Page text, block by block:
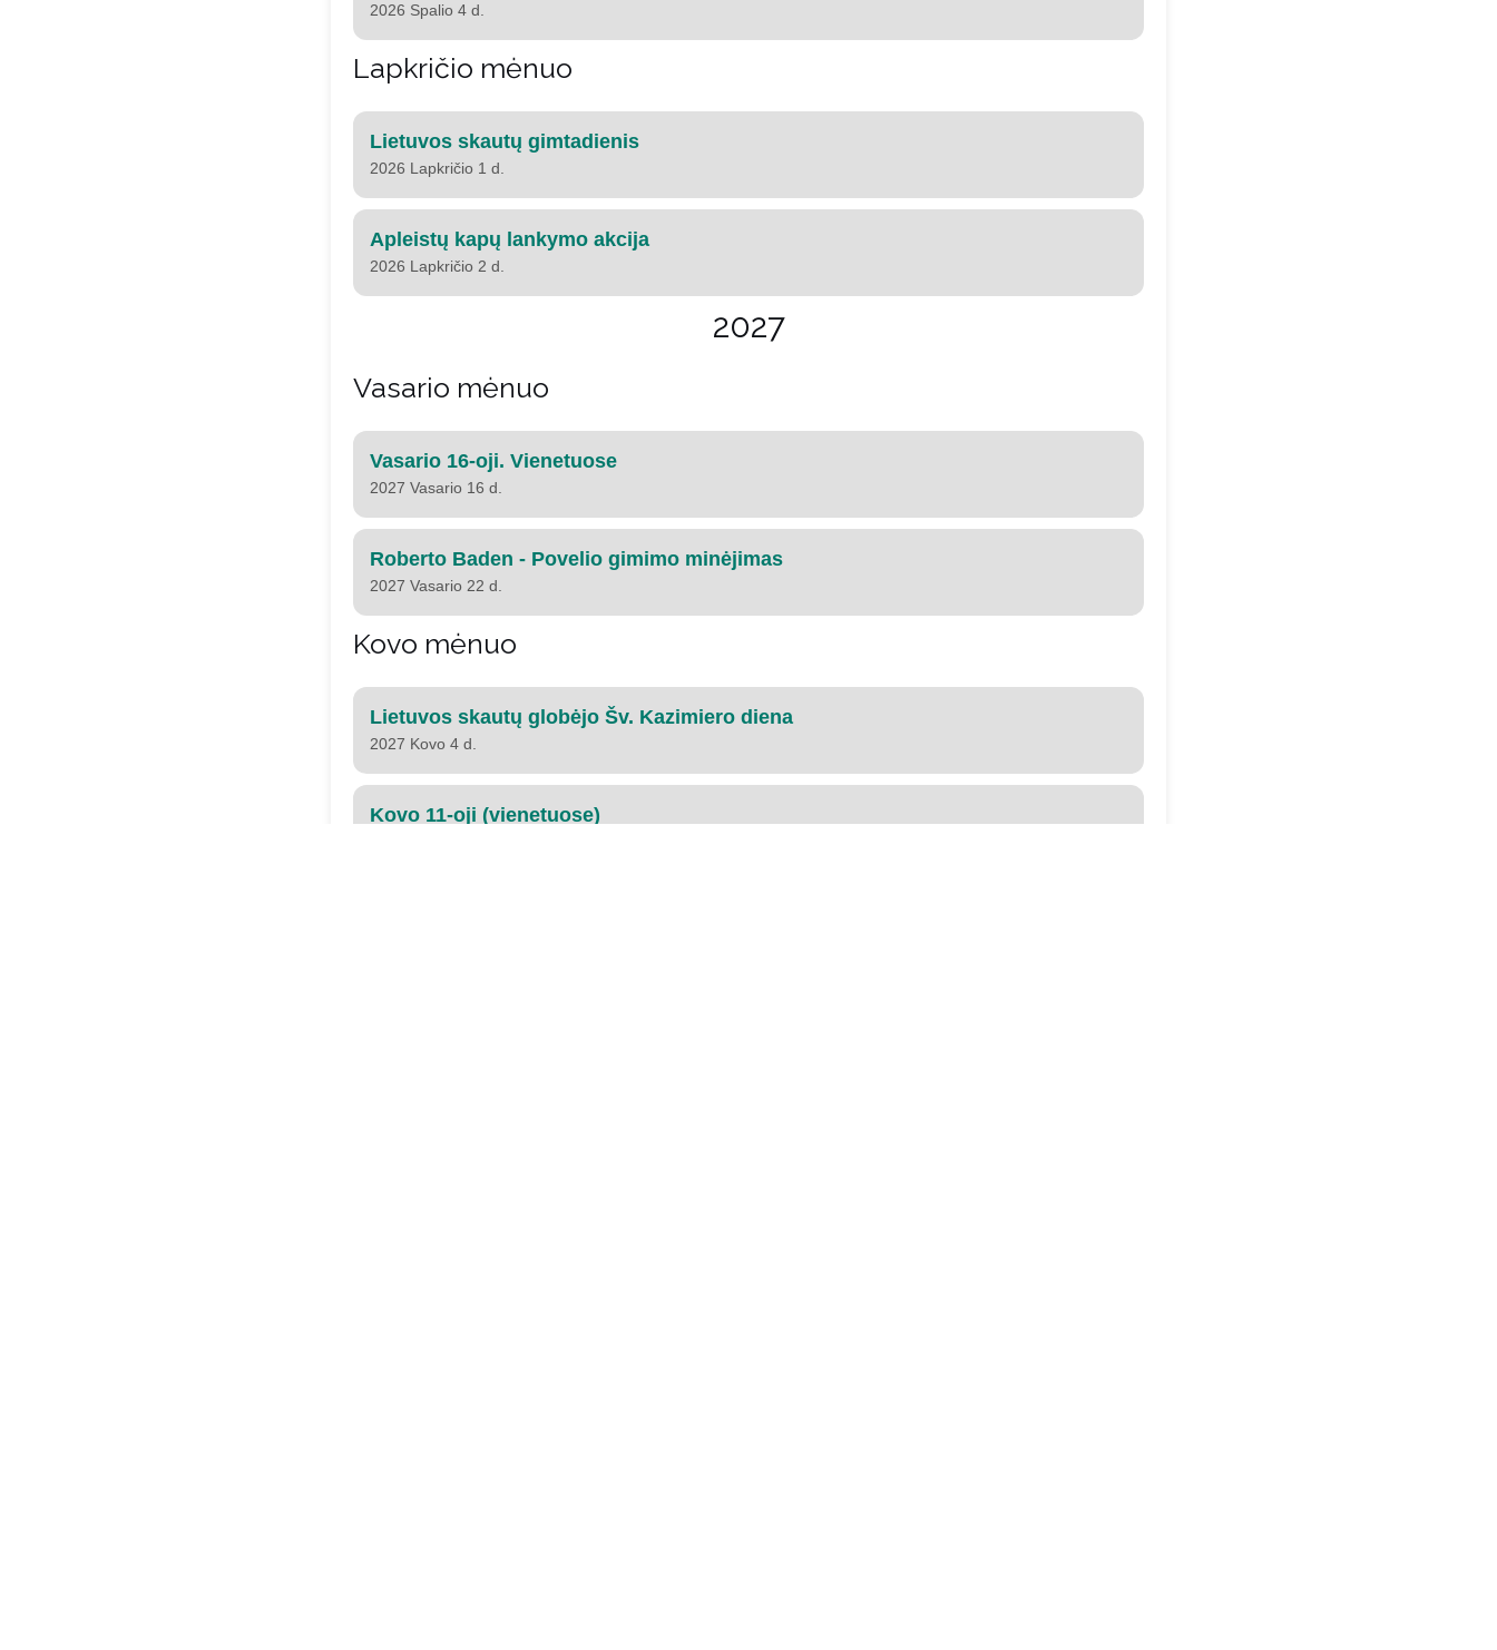
2026 Spalio 4 d.
Lapkričio mėnuo
Lietuvos skautų gimtadienis
2026 Lapkričio 1 d.
Apleistų kapų lankymo akcija
2026 Lapkričio 2 d.
2027
Vasario mėnuo
Vasario 16-oji. Vienetuose
2027 Vasario 16 d.
Roberto Baden - Povelio gimimo minėjimas
2027 Vasario 22 d.
Kovo mėnuo
Lietuvos skautų globėjo Šv. Kazimiero diena
2027 Kovo 4 d.
Kovo 11-oji (vienetuose)